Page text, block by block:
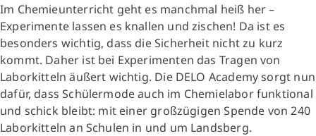
Im Chemieunterricht geht es manchmal heiß her –
Experimente lassen es knallen und zischen! Da ist es
besonders wichtig, dass die Sicherheit nicht zu kurz
kommt. Daher ist bei Experimenten das Tragen von
Laborkitteln äußert wichtig. Die DELO Academy sorgt nun
dafür, dass Schülermode auch im Chemielabor funktional
und schick bleibt: mit einer großzügigen Spende von 240
Laborkitteln an Schulen in und um Landsberg.